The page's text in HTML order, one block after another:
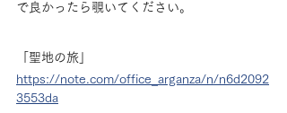
で良かったら覗いてください。
「聖地の旅」
https://note.com/office_arganza/n/n6d2092
3553da